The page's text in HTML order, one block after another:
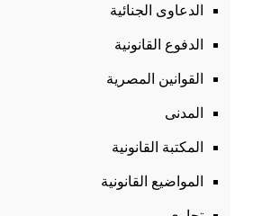
الدعاوى الجنائية
الدفوع القانونية
القوانين المصرية
المدنى
المكتبة القانونية
المواضيع القانونية